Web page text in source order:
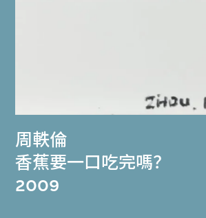
周軼倫
香蕉要一口吃完嗎？
2009